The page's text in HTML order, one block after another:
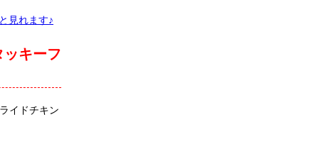
見れます♪
キーフ
イドチキン